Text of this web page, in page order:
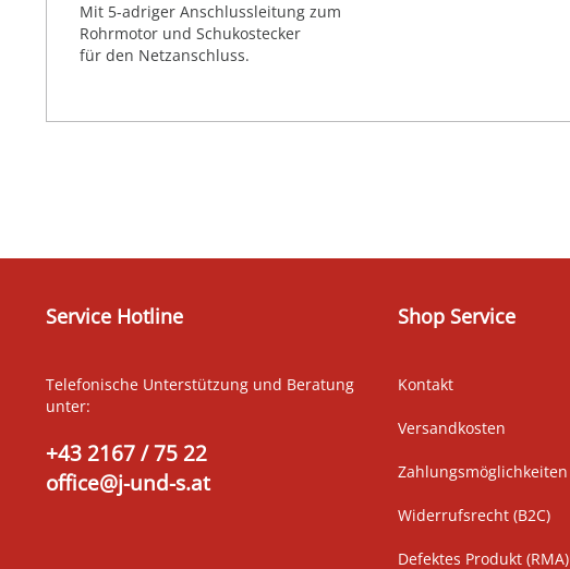
Mit 5-adriger Anschlussleitung zum
Rohrmotor und Schukostecker
für den Netzanschluss.
Service Hotline
Telefonische Unterstützung und Beratung
unter:
+43 2167 / 75 22
office@j-und-s.at
Shop Service
Kontakt
Versandkosten
Zahlungsmöglichkeiten
Widerrufsrecht (B2C)
Defektes Produkt (RMA)